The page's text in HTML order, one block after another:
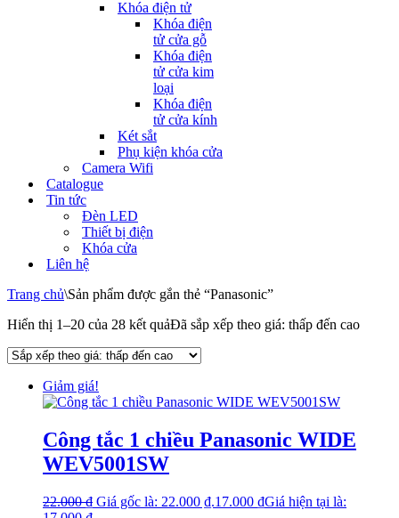
Khóa điện tử
Khóa điện
tử cửa gỗ
Khóa điện
tử cửa kim
loại
Khóa điện
tử cửa kính
Két sắt
Phụ kiện khóa cửa
Camera Wifi
Catalogue
Tin tức
Đèn LED
Thiết bị điện
Khóa cửa
Liên hệ
Trang chủ\Sản phẩm được gắn thẻ “Panasonic”
Hiển thị 1–20 của 28 kết quảĐã sắp xếp theo giá: thấp đến cao
Giảm giá!
Công tắc 1 chiều Panasonic WIDE
WEV5001SW
22.000₫ Giá gốc là: 22.000 ₫.17.000 ₫Giá hiện tại là: